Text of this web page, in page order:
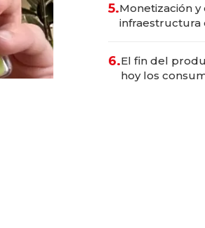
5.Monetización y
6.El fin del
hoy los